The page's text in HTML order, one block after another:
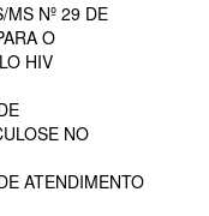
MS Nº 29 DE
O
HIV
NO
ATENDIMENTO